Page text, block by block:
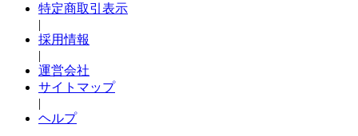
特定商取引表示
|
採用情報
|
運営会社
サイトマップ
|
ヘルプ